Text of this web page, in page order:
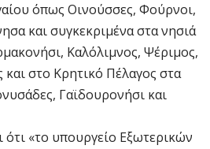
όπως Οινούσσες, Φούρνοι,
και συγκεκριμένα στα νησιά
Καλόλιμνος, Ψέριμος,
και στο Κρητικό Πέλαγος στα
Γαϊδουρονήσι και
«το υπουργείο Εξωτερικών